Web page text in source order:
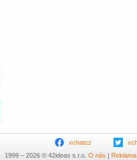
xchatcz
1999 – 2026 © 42ideas s.r.o. O nás | Reklama